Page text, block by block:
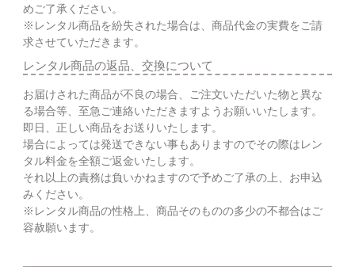
めご了承ください。
※レンタル商品を紛失された場合は、商品代金の実費をご請
求させていただきます。
レンタル商品の返品、交換について
お届けされた商品が不良の場合、ご注文いただいた物と異な
る場合等、至急ご連絡いただきますようお願いいたします。
即日、正しい商品をお送りいたします。
場合によっては発送できない事もありますのでその際はレン
タル料金を全額ご返金いたします。
それ以上の責務は負いかねますので予めご了承の上、お申込
みください。
※レンタル商品の性格上、商品そのものの多少の不都合はご
容赦願います。